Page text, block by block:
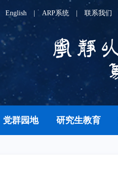
English ARP系统 联系我们
党群园地 研究生教育